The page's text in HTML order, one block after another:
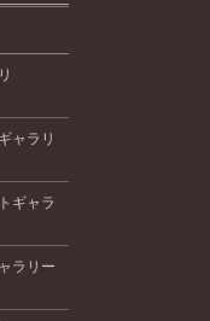
ャラリ
ギャラ
ラリー